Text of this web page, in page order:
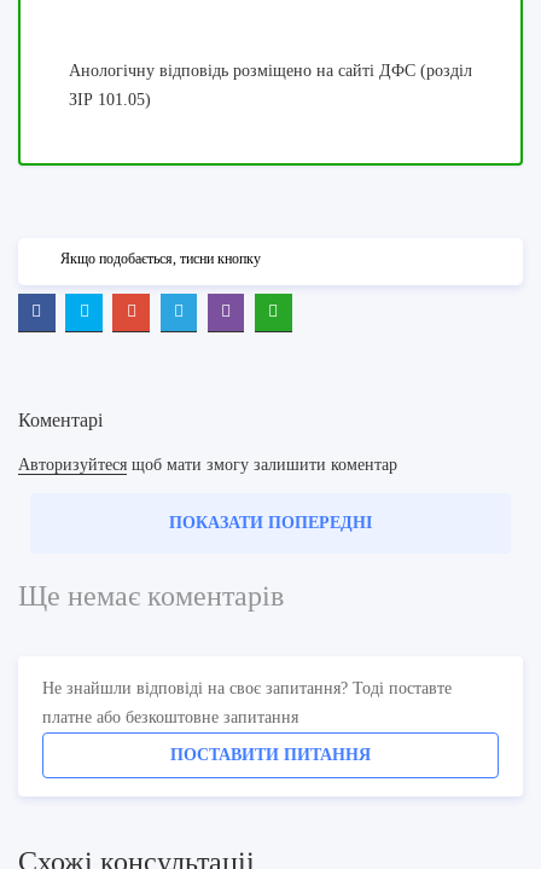
Анологічну відповідь розміщено на сайті ДФС (розділ
ЗІР 101.05)
Якщо подобається, тисни кнопку
Коментарі
Авторизуйтеся щоб мати змогу залишити коментар
ПОКАЗАТИ ПОПЕРЕДНІ
Ще немає коментарів
Не знайшли відповіді на своє запитання? Тоді поставте
платне або безкоштовне запитання
ПОСТАВИТИ ПИТАННЯ
Схожi консультацii